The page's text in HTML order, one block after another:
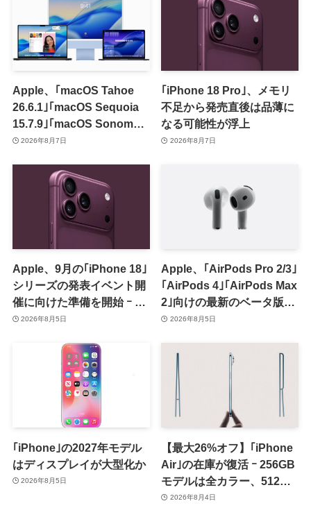
Apple、｢macOS Tahoe
26.6.1｣｢macOS Sequoia
15.7.9｣｢macOS Sonoma
14.8.9｣をリリース ｰ 画面共
2026年8月7日
｢iPhone 18 Pro｣、メモリ
不足から発売直後は品薄に
なる可能性が浮上
2026年8月7日
Apple、9月の｢iPhone 18｣
シリーズの発表イベント開
催に向けた準備を開始 ｰ 9
月8日か9月9日に開催見込
2026年8月5日
Apple、｢AirPods Pro 2/3｣
｢AirPods 4｣｢AirPods Max
2｣向けの最新のベータ版フ
ァームウェア｢9A5336b｣を
2026年8月5日
｢iPhone｣の2027年モデル
はディスプレイが大型化か
2026年8月5日
【最大26%オフ】｢iPhone
Air｣の在庫が復活 ｰ 256GB
モデルは全カラー、512GB
モデルはホワイト以外が在
2026年8月4日